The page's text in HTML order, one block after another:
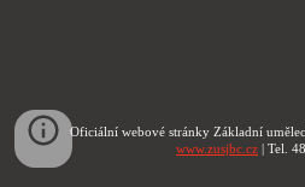
Oficiální webové stránky Základní
www.zusjbc.cz | Tel.